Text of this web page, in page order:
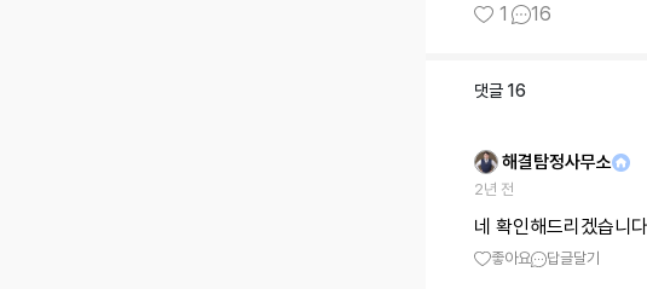
1 16
댓글 16
해결탐정사무소
2년 전
네 확인해드리겠습
좋아요 답글달기